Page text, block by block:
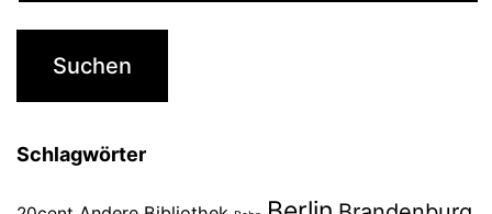
Schlagwörter